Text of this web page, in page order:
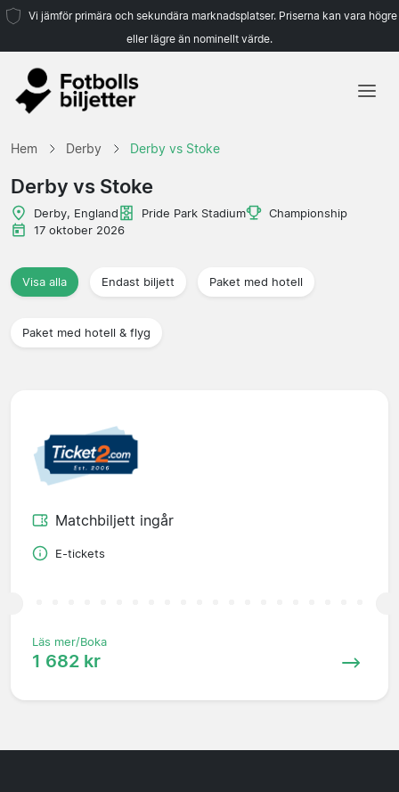
Vi jämför primära och sekundära marknadsplatser. Priserna kan vara högre
eller lägre än nominellt värde.
Hem Derby Derby vs Stoke
Derby vs Stoke
Derby, England Pride Park Stadium
Championship
17 oktober 2026
Visa alla Endast biljett Paket med hotell
Paket med hotell & flyg
Matchbiljett ingår
E-tickets
Läs mer/Boka
1 682 kr